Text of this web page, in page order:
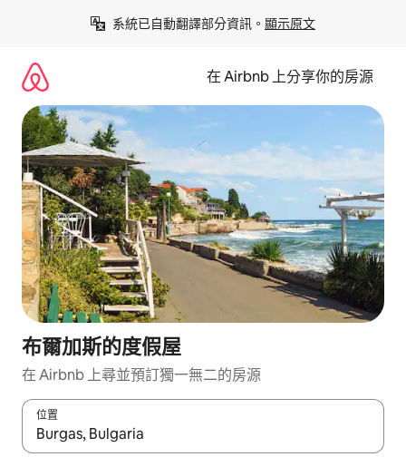
系統已自動翻譯部分資訊。 顯示原文
在 Airbnb 上分享你的房源
布爾加斯的度假屋
在 Airbnb 上尋並預訂獨一無二的房源
位置
如有搜尋結果，瀏覽內容時請使用上下箭頭，或輕點、滑動裝置。